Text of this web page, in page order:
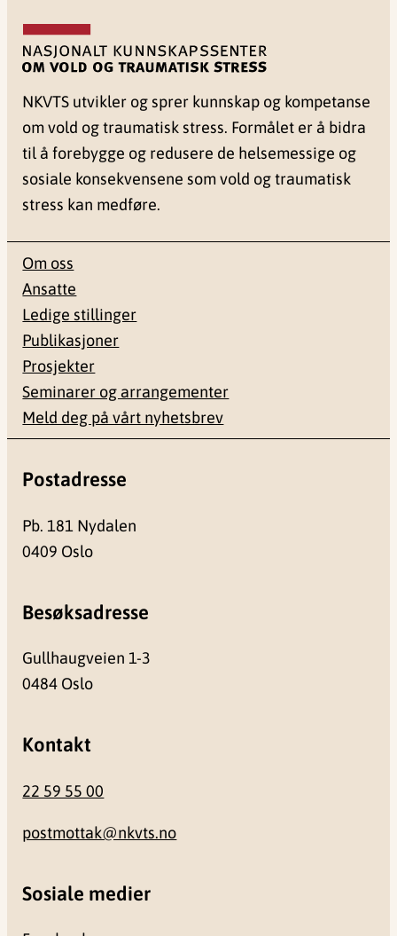
NKVTS utvikler og sprer kunnskap og kompetanse
om vold og traumatisk stress. Formålet er å bidra
til å forebygge og redusere de helsemessige og
sosiale konsekvensene som vold og traumatisk
stress kan medføre.
Om oss
Ansatte
Ledige stillinger
Publikasjoner
Prosjekter
Seminarer og arrangementer
Meld deg på vårt nyhetsbrev
Postadresse
Pb. 181 Nydalen
0409 Oslo
Besøksadresse
Gullhaugveien 1-3
0484 Oslo
Kontakt
22 59 55 00
postmottak@nkvts.no
Sosiale medier